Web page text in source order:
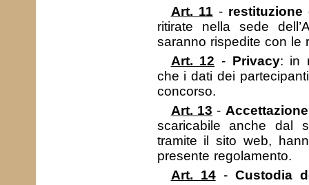
Art. 11 - restituzione
ritirate nella sede
saranno rispedite con le
Art. 12 - Privacy: in
che i dati dei
concorso.
Art. 13 - Accettazione
scaricabile anche dal
tramite il sito web,
presente regolamento.
Art. 14- Custodia